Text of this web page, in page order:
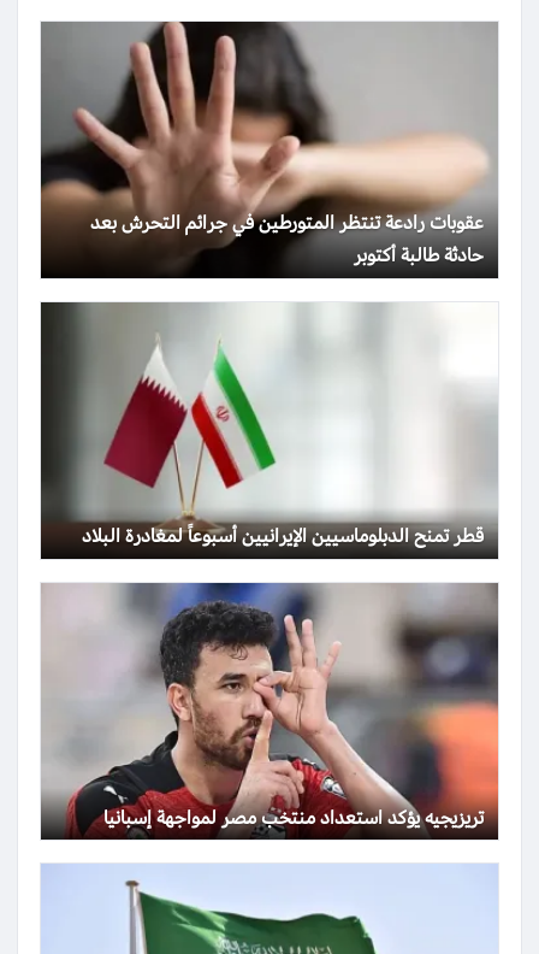
عقوبات رادعة تنتظر المتورطين في جرائم التحرش بعد
حادثة طالبة أكتوبر
قطر تمنح الدبلوماسيين الإيرانيين أسبوعاً لمغادرة البلاد
تريزيجيه يؤكد استعداد منتخب مصر لمواجهة إسبانيا